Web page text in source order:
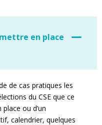
en place
de cas pratiques les
du CSE que ce
ou d’un
calendrier, quelques